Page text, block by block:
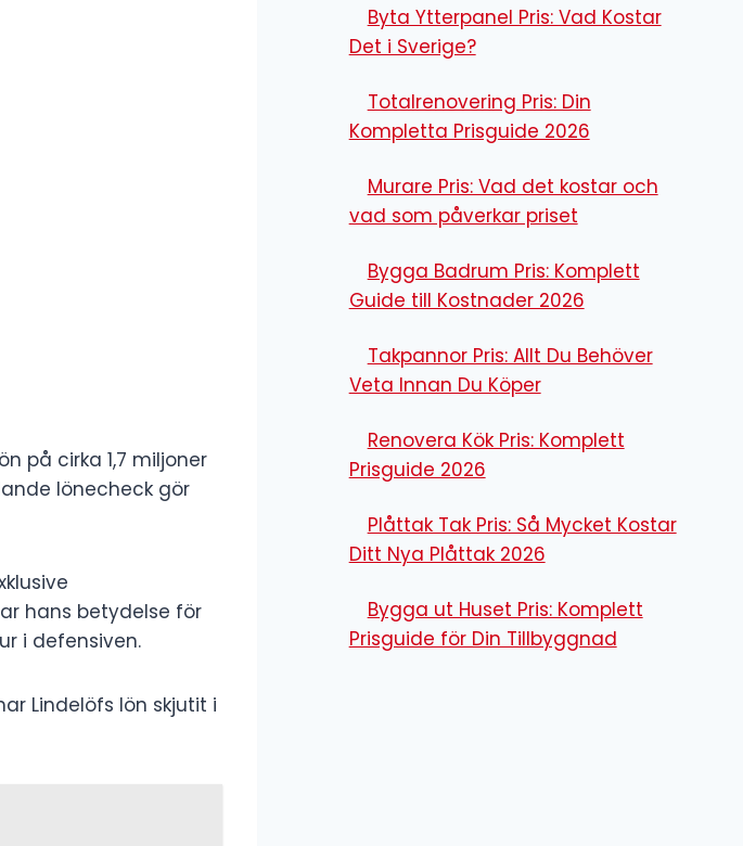
på cirka 1,7 miljoner
lönecheck gör
hans betydelse för
i defensiven.
Lindelöfs lön skjutit i
Byta Ytterpanel Pris: Vad Kostar
Det i Sverige?
Totalrenovering Pris: Din
Kompletta Prisguide 2026
Murare Pris: Vad det kostar och
vad som påverkar priset
Bygga Badrum Pris: Komplett
Guide till Kostnader 2026
Takpannor Pris: Allt Du Behöver
Veta Innan Du Köper
Renovera Kök Pris: Komplett
Prisguide 2026
Plåttak Tak Pris: Så Mycket Kostar
Ditt Nya Plåttak 2026
Bygga ut Huset Pris: Komplett
Prisguide för Din Tillbyggnad